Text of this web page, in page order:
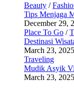
Beauty /
Tips Menjaga
December 29,
Place To Go /
Destinasi
March 23, 2025
Traveling
Mudik Asyik
March 23, 2025